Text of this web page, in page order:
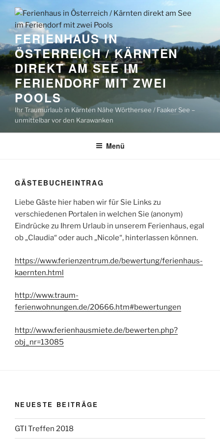
Zum
Inhalt
springen
FERIENHAUS IN
ÖSTERREICH / KÄRNTEN
DIREKT AM SEE IM
FERIENDORF MIT ZWEI
POOLS
Ihr Traumurlaub in Kärnten Nähe Wörthersee / Faaker See –
unmittelbar vor den Karawanken
Menü
GÄSTEBUCHEINTRAG
Liebe Gäste hier haben wir für Sie Links zu
verschiedenen Portalen in welchen Sie (anonym)
Eindrücke zu Ihrem Urlaub in unserem Ferienhaus, egal
ob „Claudia“ oder auch „Nicole“, hinterlassen können.
https://www.ferienzentrum.de/bewertung/ferienhaus-
kaernten.html
http://www.traum-
ferienwohnungen.de/20666.htm#bewertungen
http://www.ferienhausmiete.de/bewerten.php?
obj_nr=13085
NEUESTE BEITRÄGE
GTI Treffen 2018